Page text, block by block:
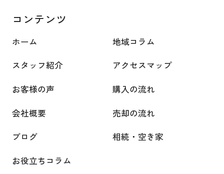
コンテンツ
ホーム
地域コラム
スタッフ紹介
アクセスマップ
お客様の声
購入の流れ
会社概要
売却の流れ
ブログ
相続・空き家
お役立ちコラム